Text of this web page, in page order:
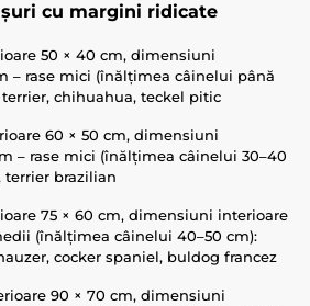
cu margini ridicate
50 × 40 cm, dimensiuni
– rase mici (înălțimea câinelui până
chihuahua, teckel pitic
60 × 50 cm, dimensiuni
– rase mici (înălțimea câinelui 30–40
terrier brazilian
75 × 60 cm, dimensiuni interioare
(înălțimea câinelui 40–50 cm):
cocker spaniel, buldog francez
90 × 70 cm, dimensiuni